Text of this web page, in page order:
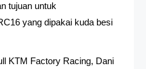
tujuan untuk
yang dipakai kuda besi
KTM Factory Racing, Dani